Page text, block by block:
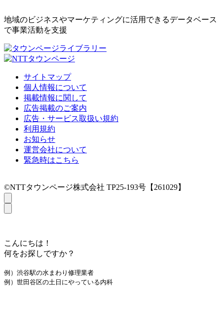
地域のビジネスやマーケティングに活用できるデータベース
で事業活動を支援
サイトマップ
個人情報について
掲載情報に関して
広告掲載のご案内
広告・サービス取扱い規約
利用規約
お知らせ
運営会社について
緊急時はこちら
©NTTタウンページ株式会社 TP25-193号【261029】
こんにちは！
何をお探しですか？
例）渋谷駅の水まわり修理業者
例）世田谷区の土日にやっている内科